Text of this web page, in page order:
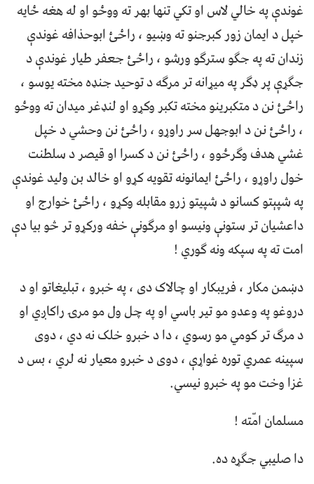
غوندې په خالي لاس او تکي تنها بهر ته ووځو او له هغه ځایه
خپل د ایمان زور کبرجنو ته وښیو ، راځئ ابوحذافه غوندې
زندان ته په جګو سترګو ورشو ، راځئ جعفر طیار غوندې د
جګړې پر ډګر په میړانه تر مرګه د توحید جنډه مخته یوسو ،
راځئ نن د متکبرینو مخته تکبر وکړو او لنډغر میدان ته ووځو
، راځئ نن د ابوجهل سر راوړو ، راځئ نن وحشي د خپل
غشي هدف وګرځوو ، راځئ نن د کسرا او قیصر د سلطنت
خول راوړو ، راځئ ایمانونه تقویه کړو او خالد بن ولید غوندې
په شپېتو کسانو د شپیتو زرو مقابله وکړو ، راځئ خوارج او
داعشیان تر ستونې ونیسو او مرګونې خفه ورکړو تر څو بیا دې
امت ته په سپکه ونه ګوري !
دښمن مکار ، فریبکار او چالاک دی ، په خبرو ، تبلیغاتو او د
دروغو په وعدو مو تیر باسي او په چل ول مو مرۍ راکاږي او
د مرګ تر کومي مو رسوي ، دا د خبرو خلک نه دي ، دوی
سپینه عمري توره غواړې ، دوی د خبرو معیار نه لري ، بس د
غزا وخت مو په خبرو نیسي.
مسلمان امّته !
دا صلیبي جګړه ده.